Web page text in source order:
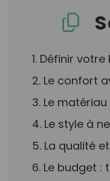
1. Définir
2. Le confort
3. Le
4. Le style à
5. La qualité
6. Le budget :